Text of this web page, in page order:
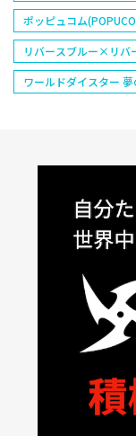
ポッピュコム
リバースブルー×リ
ワールドダイスター